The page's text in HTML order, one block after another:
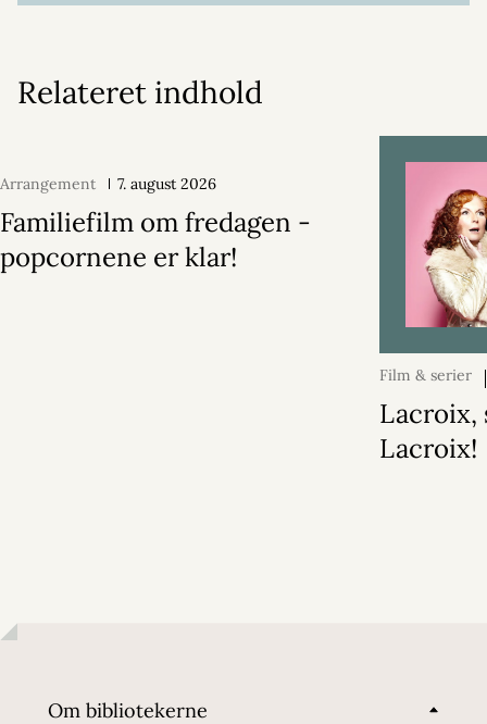
Relateret indhold
Arrangement 7. august 2026
Familiefilm om fredagen -
popcornene er klar!
Film & serier
2025
Lacroix,
Lacroix!
Om bibliotekerne